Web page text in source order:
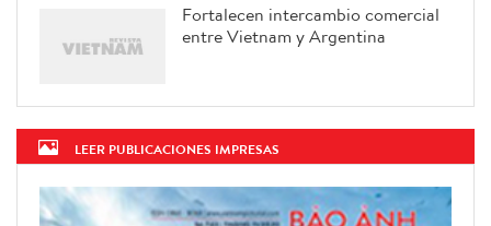
Fortalecen intercambio comercial
entre Vietnam y Argentina
LEER PUBLICACIONES IMPRESAS